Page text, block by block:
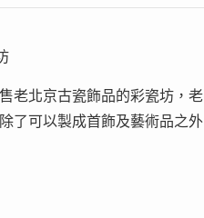
老北京古瓷飾品的彩瓷坊，
了可以製成首飾及藝術品之